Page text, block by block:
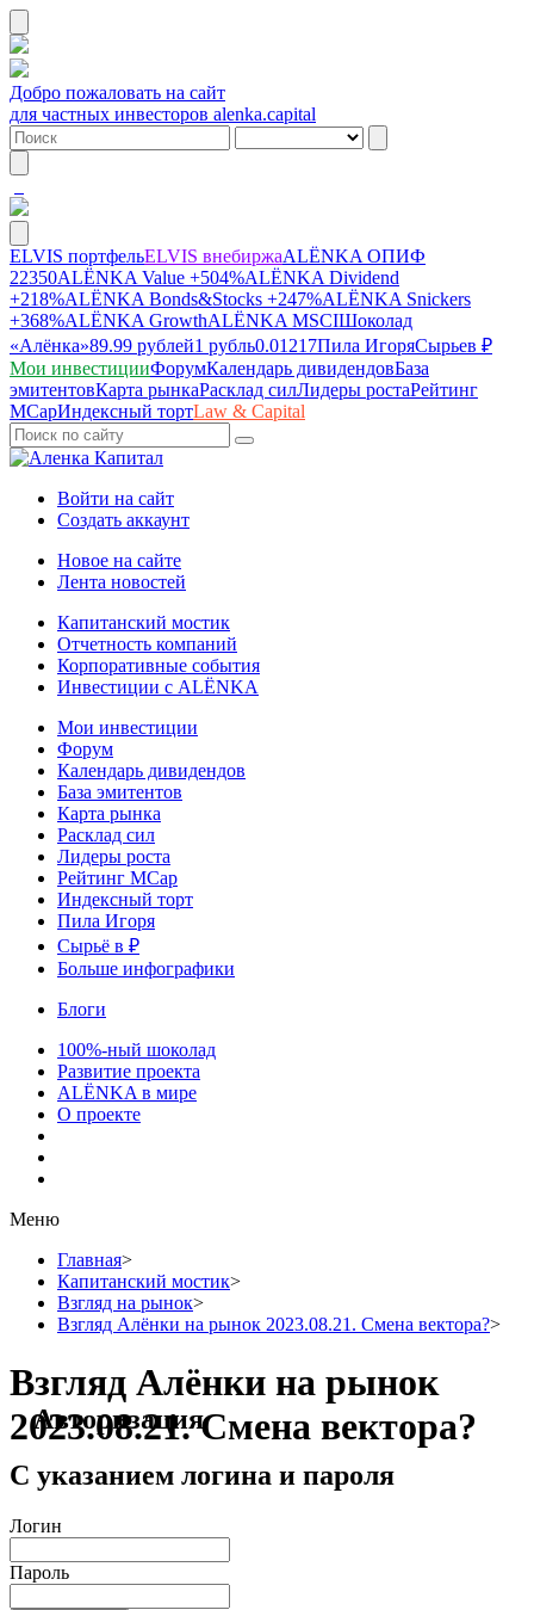
Добро пожаловать на сайт
для частных инвесторов alenka.capital
ELVIS портфельELVIS внебиржаALЁNKA ОПИФ
22350ALЁNKA Value +504%ALЁNKA Dividend
+218%ALЁNKA Bonds&Stocks +247%ALЁNKA Snickers
+368%ALЁNKA GrowthALЁNKA MSCIШоколад
«Алёнка»89.99 рублей1 рубль0.01217Пила ИгоряСырьев ₽
Мои инвестицииФорумКалендарь дивидендовБаза
эмитентовКарта рынкаРасклад силЛидеры ростаРейтинг
MCapИндексный тортLaw & Capital
Войти на сайт
Создать аккаунт
Новое на сайте
Лента новостей
Капитанский мостик
Отчетность компаний
Корпоративные события
Инвестиции с ALЁNKA
Мои инвестиции
Форум
Календарь дивидендов
База эмитентов
Карта рынка
Расклад сил
Лидеры роста
Рейтинг MCap
Индексный торт
Пила Игоря
Сырьё в ₽
Больше инфографики
Блоги
100%-ный шоколад
Развитие проекта
ALЁNKA в мире
О проекте
Меню
Главная>
Капитанский мостик>
Взгляд на рынок>
Взгляд Алёнки на рынок 2023.08.21. Смена вектора?>
Взгляд Алёнки на рынок
2023.08.21. Смена вектора?
Авторизация
С указанием логина и пароля
Логин
Пароль